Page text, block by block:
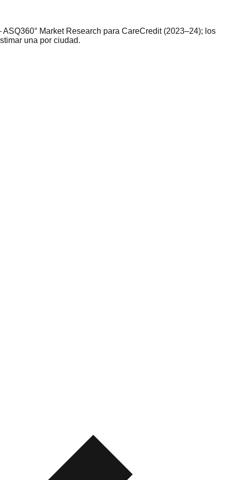
Market Research para CareCredit (2023–24); los
una por ciudad.